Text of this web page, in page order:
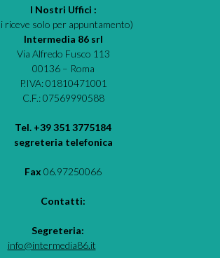
I Nostri Uffici :
riceve solo per appuntamento)
Intermedia 86 srl
Via Alfredo Fusco 113
00136 – Roma
P.IVA: 01810471001
C.F.: 07569990588
Tel. +39 351 3775184
segreteria telefonica
Fax 06.97250066
Contatti:
Segreteria:
info@intermedia86.it